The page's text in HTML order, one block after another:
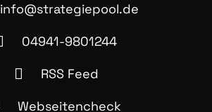
info@strategiepool.de
04941-9801244
RSS Feed
Webseitencheck